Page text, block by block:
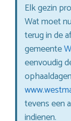
Elk gezin
Wat moet
terug in de
gemeente
eenvoudig
tevens een
indienen.